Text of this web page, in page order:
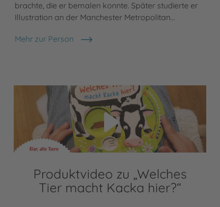
brachte, die er bemalen konnte. Später studierte er
Illustration an der Manchester Metropolitan…
Mehr zur Person
Andy Rowland
Video abspielen
Produktvideo zu „Welches
Tier macht Kacka hier?“